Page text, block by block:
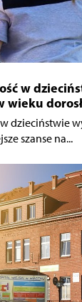
w
wieku
dzieciństwie
szanse na...